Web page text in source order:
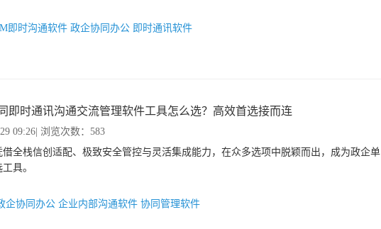
即时沟通软件 政企协同办公 即时通讯软件
即时通讯沟通交流管理软件工具怎么选？高效首选接而连
09:26 | 浏览次数：583
借全栈信创适配、极致安全管控与灵活集成能力，在众多选项中脱颖而出，成为政企单
具。
企协同办公 企业内部沟通软件 协同管理软件